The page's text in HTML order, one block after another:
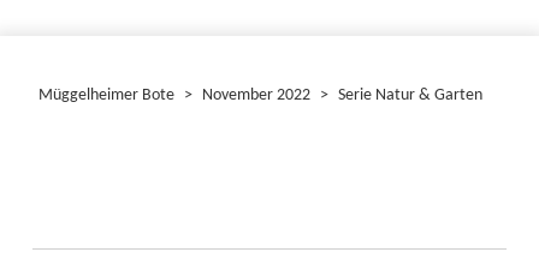
Müggelheimer Bote > November 2022 > Serie Natur & Garten